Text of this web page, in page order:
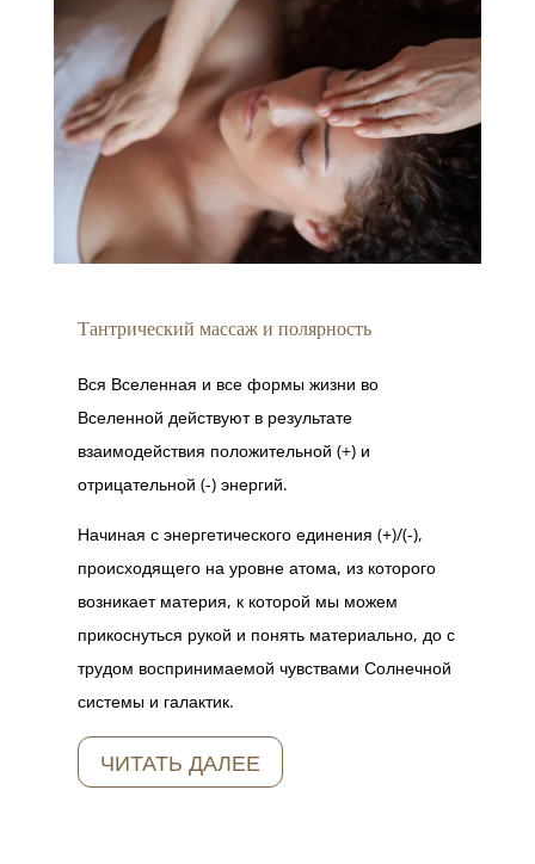
Тантрический массаж и полярность
Вся Вселенная и все формы жизни во
Вселенной действуют в результате
взаимодействия положительной (+) и
отрицательной (-) энергий.
Начиная с энергетического единения (+)/(-),
происходящего на уровне атома, из которого
возникает материя, к которой мы можем
прикоснуться рукой и понять материально, до с
трудом воспринимаемой чувствами Солнечной
системы и галактик.
ЧИТАТЬ ДАЛЕЕ